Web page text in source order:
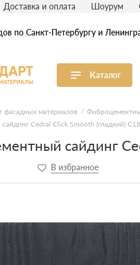
по Санкт-Петербургу и
Каталог
сайдинг
штукатурка
Доставка и оплата Шоурум
фасадных материалов
Cedral Click Smooth (гладкий)
сайдинг